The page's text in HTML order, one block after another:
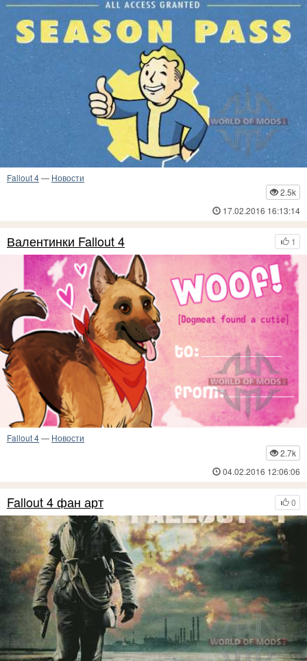
Fallout 4— Новости
2.5k
17.02.2016 16:13:14
1
Валентинки Fallout 4
Fallout 4— Новости
2.7k
04.02.2016 12:06:06
0
Fallout 4 фан арт